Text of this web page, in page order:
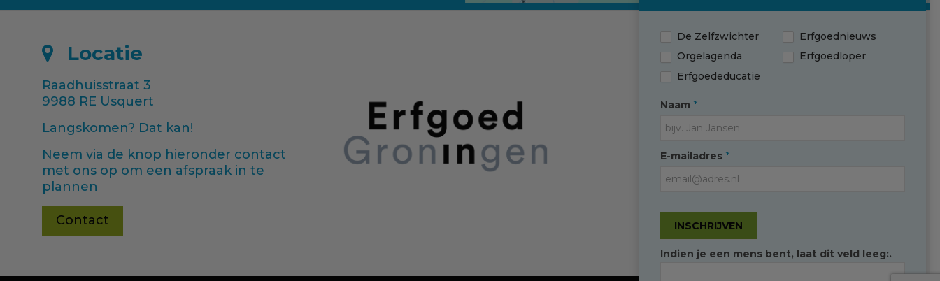
Locatie
Raadhuisstraat 3
9988 RE Usquert
Langskomen? Dat kan!
Neem via de knop hieronder contact
met ons op om een afspraak in te
plannen
Contact
Contact
facebook.com/erfgoedpartners
De Zelfzwichter
Erfgoednieuws
Orgelagenda
Erfgoedloper
Erfgoededucatie
Naam *
E-mailadres *
INSCHRIJVEN
Indien je een mens bent, laat dit veld leeg:.